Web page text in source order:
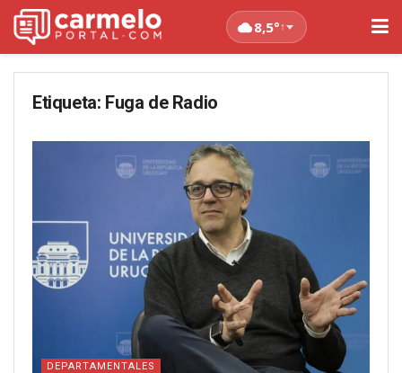
8,5°↑
Etiqueta: Fuga de Radio
DEPARTAMENTALES